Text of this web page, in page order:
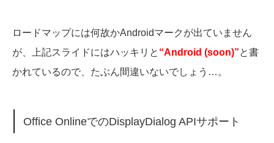
ロードマップには何故かAndroidマークが出ていません
が、上記スライドにはハッキリと “Android (soon)”と書
かれているので、たぶん間違いないでしょう…。
Office OnlineでのDisplayDialog APIサポート